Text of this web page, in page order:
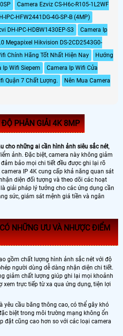
Camera Ezviz CS-H6c-R105-1L2WF
IPC-HFW2441DG-4G-SP-B (4MP)
DH-IPC-HDBW1430EP-S3
Camera Ip
Megapixel Hikvision DS-2CD2543G0-
Chính Hãng Tốt Nhất Hiện Nay
Hướng
Ip Wifi Siepem
Camera Ip Wifi Cửa
Quận 7 Chất Lượng.
Nên Mua Camera
ĐỘ PHÂN GIẢI 4K 8MP
cho những ai cần hình ảnh siêu sắc nét,
ảnh. Đặc biệt, camera này không giảm
bảo mọi chi tiết đều được ghi lại rõ
IP 4K cung cấp khả năng quan sát
diện đối tượng và theo dõi các hoạt
giải pháp lý tưởng cho các ứng dụng cần
sức, giám sát mệnh giá tiền và ngân
NHỮNG ƯU VÀ NHƯỢC ĐIỂM
gồm chất lượng hình ảnh sắc nét với độ
người dùng dễ dàng nhận diện chi tiết.
giảm chất lượng giúp ghi lại mọi khoảnh
xem trực tiếp từ xa qua ứng dụng, tiện lợi
là yêu cầu băng thông cao, có thể gây khó
biệt trong môi trường mạng không ổn
đặt cũng cao hơn so với các loại camera